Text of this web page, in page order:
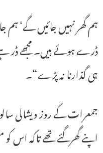
ہم گھر نہیں جائیں گے‘ ہم
ڈرے ہوئے ہیں۔ مجھے ڈر
ہی گذارنا نہ پڑے“۔
جمعرات کے روز ویشالی
اپنے گھرگئے تھے تاکہ اس